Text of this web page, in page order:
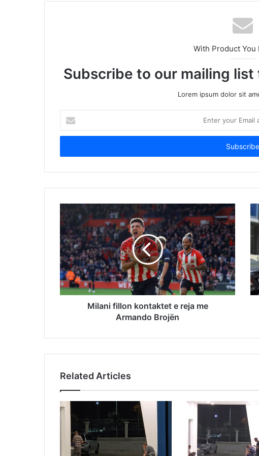
With Product You
Subscribe to our mailing
Lorem ipsum dolor sit
your
Email
Milani fillon kontaktet e reja me
Armando Brojën
Related Articles